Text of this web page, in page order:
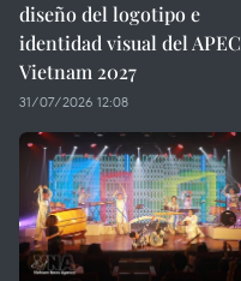
diseño del logotipo e
identidad visual del APEC
Vietnam 2027
31/07/2026 12:08